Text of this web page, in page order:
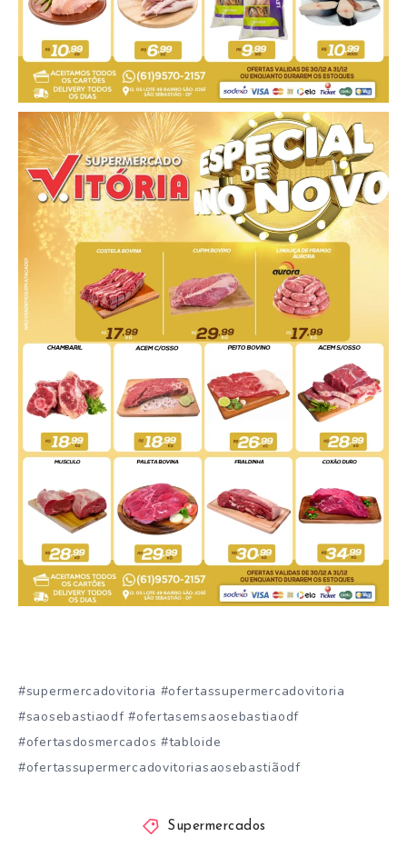
#supermercadovitoria #ofertassupermercadovitoria
#saosebastiaodf #ofertasemsaosebastiaodf
#ofertasdosmercados #tabloide
#ofertassupermercadovitoriasaosebastiãodf
Supermercados